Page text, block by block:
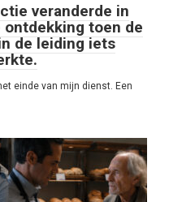
veranderde in
toen de
de leiding iets
einde van mijn dienst. Een